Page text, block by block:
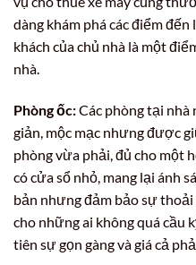
dàng khám phá các điểm
khách của chủ nhà là một
nhà.
Phòng ốc:Các phòng tại
giản, mộc mạc nhưng được
phòng vừa phải, đủ cho một
có cửa sổ nhỏ, mang lại ánh
bản nhưng đảm bảo sự
cho những ai không quá cầu
tiên sự gọn gàng và giá cả